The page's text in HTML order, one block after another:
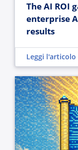
The AI ROI
enterprise
results
Leggi l'articolo
The great Notes